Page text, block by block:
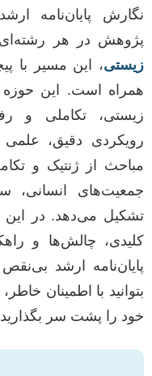
نگارش پایان‌نامه
پژوهش در هر
زیستی، این مسیر با
همراه است. این حوزه
زیستی، تکاملی و
رویکردی دقیق،
مباحث از ژنتیک و
جمعیت‌های انسانی،
تشکیل می‌دهد. در این
کلیدی، چالش‌ها و
پایان‌نامه ارشد
بتوانید با اطمینان
خود را پشت سر